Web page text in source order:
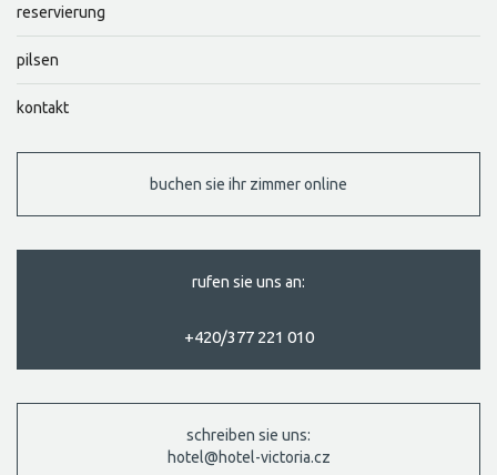
reservierung
pilsen
kontakt
buchen sie ihr zimmer online
rufen sie uns an:
+420/377 221 010
schreiben sie uns:
hotel@hotel-victoria.cz